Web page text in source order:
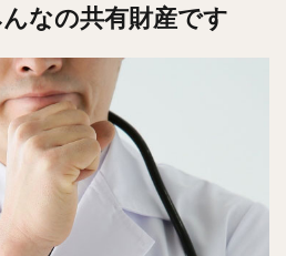
なの共有財産です